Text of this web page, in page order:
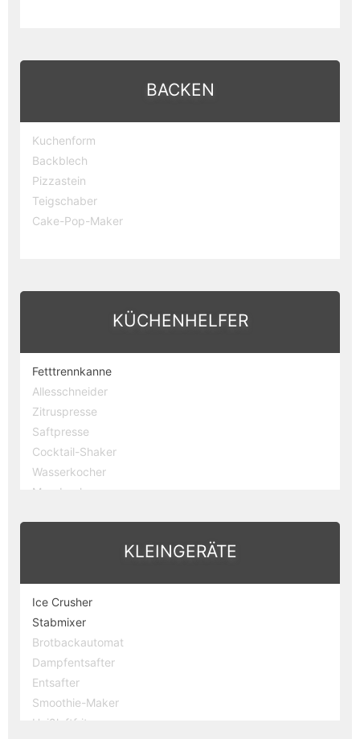
BACKEN
Kuchenform
Backblech
Pizzastein
Teigschaber
Cake-Pop-Maker
KÜCHENHELFER
Fetttrennkanne
Allesschneider
Zitruspresse
Saftpresse
Cocktail-Shaker
Wasserkocher
Messbecher
KLEINGERÄTE
Ice Crusher
Stabmixer
Brotbackautomat
Dampfentsafter
Entsafter
Smoothie-Maker
Heißluftfriteuse